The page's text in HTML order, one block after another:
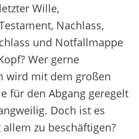
Wille,
Nachlass,
und Notfallmappe
Wer gerne
wird mit dem großen
für den Abgang geregelt
Doch ist es
zu beschäftigen?